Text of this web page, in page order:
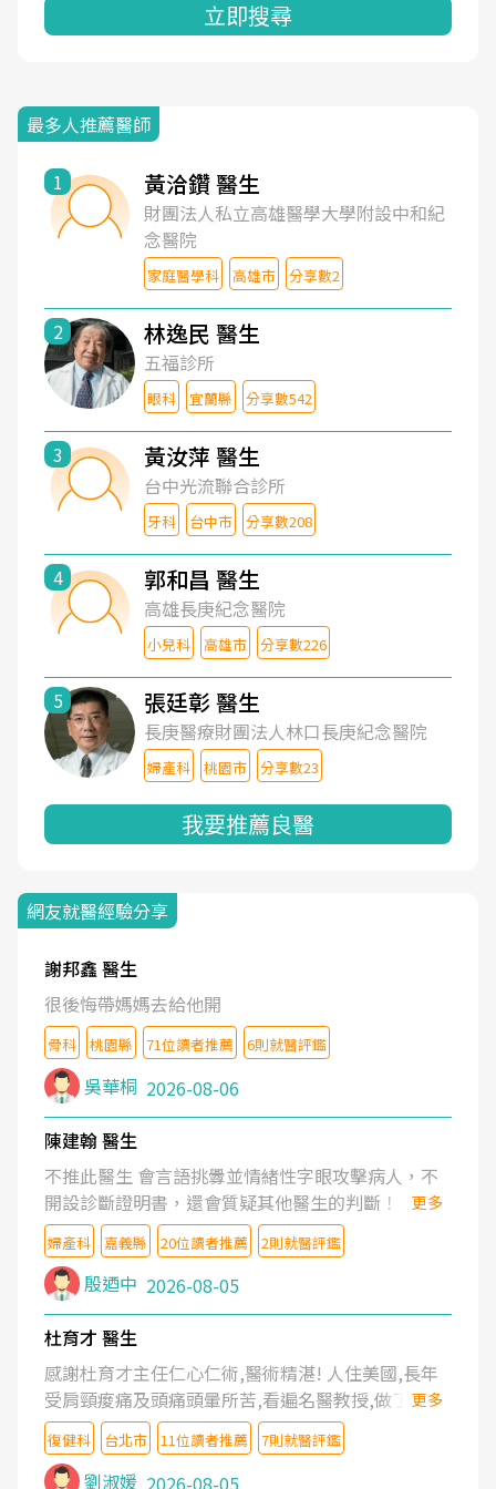
立即搜尋
最多人推薦醫師
1 黃洽鑽 醫生
財團法人私立高雄醫學大學附設中和紀
念醫院
家庭醫學科 高雄市 分享數2
2 林逸民 醫生
五福診所
眼科 宜蘭縣 分享數542
3 黃汝萍 醫生
台中光流聯合診所
牙科 台中市 分享數208
4 郭和昌 醫生
高雄長庚紀念醫院
小兒科 高雄市 分享數226
5 張廷彰 醫生
長庚醫療財團法人林口長庚紀念醫院
婦產科 桃園市 分享數23
我要推薦良醫
網友就醫經驗分享
謝邦鑫 醫生
很後悔帶媽媽去給他開
骨科 桃園縣 71位讀者推薦 6則就醫評鑑
吳華桐 2026-08-06
陳建翰 醫生
不推此醫生 會言語挑釁並情緒性字眼攻擊病人，不
開設診斷證明書，還會質疑其他醫生的判斷！
更多
婦產科 嘉義縣 20位讀者推薦 2則就醫評鑑
殷迺中 2026-08-05
杜育才 醫生
感謝杜育才主任仁心仁術,醫術精湛! 人住美國,長年
受肩頸痠痛及頭痛頭暈所苦,看遍名醫教授,做了各種
檢查,也嘗試過西醫打針,中醫針灸及物理徒手治療都
沒有用,後來連吃到嗎啡類止痛藥都效果有限,只是壓
症狀,沒多久就痛起來,多年失眠嚴重影響生活品質.
更多
復健科 台北市 11位讀者推薦 7則就醫評鑑
劉淑媛 2026-08-05